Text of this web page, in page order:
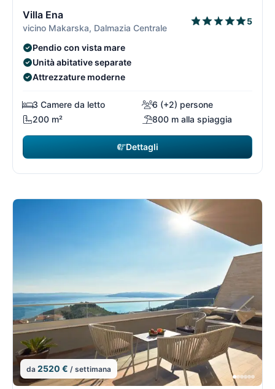
Villa Ena
vicino Makarska, Dalmazia Centrale
5
Pendio con vista mare
Unità abitative separate
Attrezzature moderne
3 Camere da letto
6 (+2) persone
200 m²
800 m alla spiaggia
Dettagli
da 2520 € / settimana